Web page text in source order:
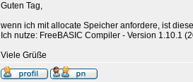
Guten Tag,
wenn ich mit allocate Speicher anfordere, ist
Ich nutze: FreeBASIC Compiler - Version 1.10.1
Viele Grüße